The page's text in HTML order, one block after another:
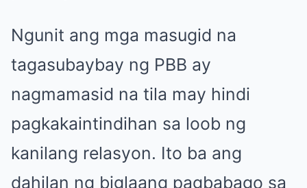
Ngunit ang mga masugid na
tagasubaybay ng PBB ay
nagmamasid na tila may hindi
pagkakaintindihan sa loob ng
kanilang relasyon. Ito ba ang
dahilan ng biglaang pagbabago sa